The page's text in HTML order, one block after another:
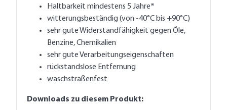
Haltbarkeit mindestens 5 Jahre*
witterungsbeständig (von -40°C bis +90°C)
sehr gute Widerstandfähigkeit gegen Öle,
Benzine, Chemikalien
sehr gute Verarbeitungseigenschaften
rückstandslose Entfernung
waschstraßenfest
Downloads zu diesem Produkt: